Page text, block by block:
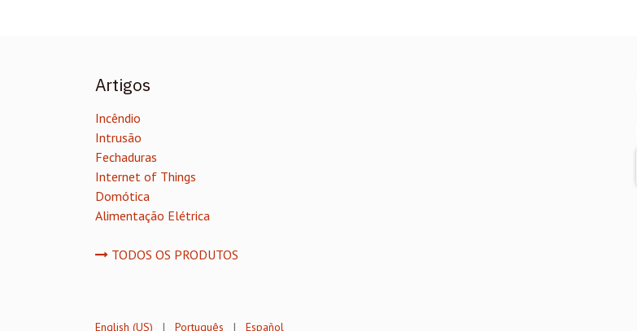
Artigos
Incêndio
Intrusão
Fechaduras
Internet of Things
Domótica
Alimentação Elétrica
TODOS OS PRODUTOS
English (US) | Português | Español